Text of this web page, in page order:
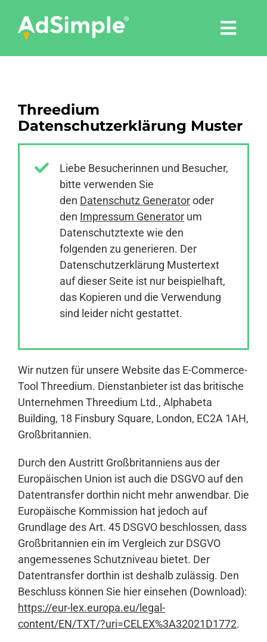
content
Tools
Pressemitteilungen
Anmelden
Threedium
Datenschutzerklärung Muster
Liebe Besucherinnen und Besucher,
bitte verwenden Sie
den Datenschutz Generatoroder
den Impressum Generator um
Datenschutztexte wie den
folgenden zu generieren. Der
Datenschutzerklärung Mustertext
auf dieser Seite ist nur beispielhaft,
das Kopieren und die Verwendung
sind leider nicht gestattet.
Wir nutzen für unsere Website das E-Commerce-
Tool Threedium. Dienstanbieter ist das britische
Unternehmen Threedium Ltd., Alphabeta
Building, 18 Finsbury Square, London, EC2A 1AH,
Großbritannien.
Durch den Austritt Großbritanniens aus der
Europäischen Union ist auch die DSGVO auf den
Datentransfer dorthin nicht mehr anwendbar. Die
Europäische Kommission hat jedoch auf
Grundlage des Art. 45 DSGVO beschlossen, dass
Großbritannien ein im Vergleich zur DSGVO
angemessenes Schutzniveau bietet. Der
Datentransfer dorthin ist deshalb zulässig. Den
Beschluss können Sie hier einsehen (Download):
https://eur-lex.europa.eu/legal-
content/EN/TXT/?uri=CELEX%3A32021D1772.